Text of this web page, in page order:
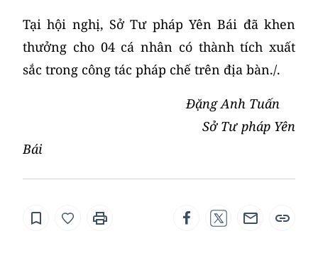
Tại hội nghị, Sở Tư pháp Yên Bái đã khen
thưởng cho 04 cá nhân có thành tích xuất
sắc trong công tác pháp chế trên địa bàn./.
Đặng Anh Tuấn
Sở Tư pháp Yên
Bái